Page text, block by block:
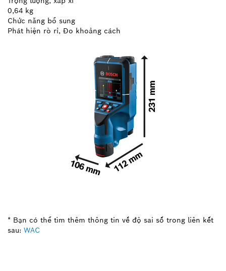
0,64 kg
Chức năng bổ sung
Phát hiện rò rỉ, Đo khoảng cách
* Bạn có thể tìm thêm thông tin về độ sai số trong liên kết
sau: WAC